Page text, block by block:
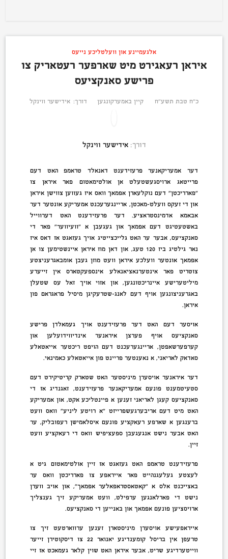
אלגעמיינע און וועלטליכע נייעס
איראן רעאגירט מיט שארפער רעטאריק צו
פרישע סאנקציעס
כ״ח טבת תשע״ח קיין באמערקונגען דורך: אידישער ווינקל
דורך:אידישער ווינקל
דער אמעריקאנער פרעזידענט דאנאלד טראמפ האט דעם
פרייטאג ארויסגעשטעלט אן אולטימאטום פאר איראן צו
״פארריכטן״ דעם נוקלעארן אפמאך וואס איז געווען צווישן איראן
און די זעקס וועלט-מאכטן, אריינגערעכנט אמעריקע אונטער דער
אבאמא אדמינסטראציע. דער פרעזידענט האט דערווייל
באשטעטיגט דעם אפמאך און געגעבן א ״וועיווער״ פאר די
סאנקציעס, אבער ער האט גלייכצייטיג אויך געזאגט אז דאס איז
נאר גילטיג ביז 120 טעג, און דאן מוז איראן איינשטימען צו אן
אפמאך אונטער וועלכע איראן וועט מוזן געבן אומבאגרעניצטע
צוטריט פאר אינטערנאציאנאלע אינספעקטארס אין זייערע
מיליטערישע איינריכטונגען, און אזוי אויך זאל עס שטעלן
באגרעניצונגען אויף דעם לאנג-שטרעקיגן מיסיל פראגראם פון
איראן.
אויסער דעם האט דער פרעזידענט אויך געמאלדן פרישע
סאנקציעס אויף פערצן איראנער אינדיווידועלען און
קערפערשאפטן, אריינגערעכנט דעם הויפט ריכטער אייאטאלע
סאדאק לאריאני, א נאענטער פריינט פון אייאטאלע כאמינאי.
דער איראנער אויסערן מיניסטער האט שטארק קריטיקירט דעם
סטעיטמענט פונעם אמעריקאנער פרעזידענט, זאגנדיג אז די
סאנקציעס קעגן לאריאני זענען א פיינטליכע אקט, און אמעריקע
האט מיט דעם אריבערגעשפרייזט ״א רויטע ליניע״ וואס וועט
ברענגען א שארפע רעאקציע פונעם איסלאמישן רעפובליק, ער
האט אבער נישט אנגעגעבן ספעציפיש וואס די רעאקציע וועט
זיין.
פרעזידענט טראמפ האט געזאגט אז זיין אולטימאטום גיט א
לעצטע געלעגנהייט פאר אייראפע צו פארריכטן וואס ער
באצייכנט אלס א ״קאטאסטראפאלער אפמאך״, און אויב ווערן
נישט די פארלאנגען ערפילט, וועט אמעריקע זיך גענצליך
ארויסציען פונעם אפמאך און באנייען די סאנקציעס.
אייראפעישע אויסערן מיניסטארן זענען ערווארטעט זיך צו
טרעפן אין בריסל קומענדיגע יאנואר 22 צו דיסקוטירן זייער
ווייטערדיגע שריט, אבער איראן האט שוין קלאר געמאכט אז זיי